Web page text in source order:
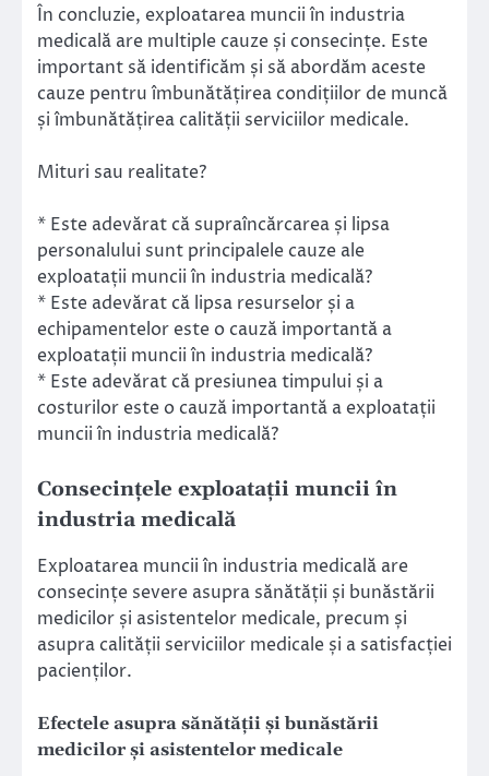
În concluzie, exploatarea muncii în industria
medicală are multiple cauze și consecințe. Este
important să identificăm și să abordăm aceste
cauze pentru îmbunătățirea condițiilor de muncă
și îmbunătățirea calității serviciilor medicale.
Mituri sau realitate?
* Este adevărat că supraîncărcarea și lipsa
personalului sunt principalele cauze ale
exploatații muncii în industria medicală?
* Este adevărat că lipsa resurselor și a
echipamentelor este o cauză importantă a
exploatații muncii în industria medicală?
* Este adevărat că presiunea timpului și a
costurilor este o cauză importantă a exploatații
muncii în industria medicală?
Consecințele exploatații muncii în
industria medicală
Exploatarea muncii în industria medicală are
consecințe severe asupra sănătății și bunăstării
medicilor și asistentelor medicale, precum și
asupra calității serviciilor medicale și a satisfacției
pacienților.
Efectele asupra sănătății și bunăstării
medicilor și asistentelor medicale